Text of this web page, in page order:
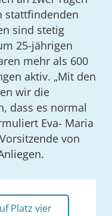
stattfindenden
sind stetig
25-jährigen
mehr als 600
aktiv. „Mit den
wir die
dass es normal
Eva- Maria
von
Platz vier